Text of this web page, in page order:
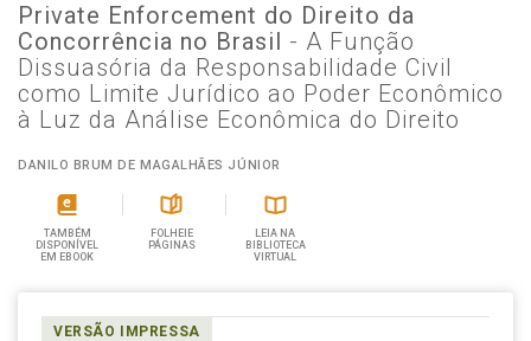
Private Enforcement do Direito da
Concorrência no Brasil - A Função
Dissuasória da Responsabilidade Civil
como Limite Jurídico ao Poder Econômico
à Luz da Análise Econômica do Direito
DANILO BRUM DE MAGALHÃES JÚNIOR
TAMBÉM
DISPONÍVEL
EM EBOOK
FOLHEIE
PÁGINAS
LEIA NA
BIBLIOTECA
VIRTUAL
VERSÃO IMPRESSA